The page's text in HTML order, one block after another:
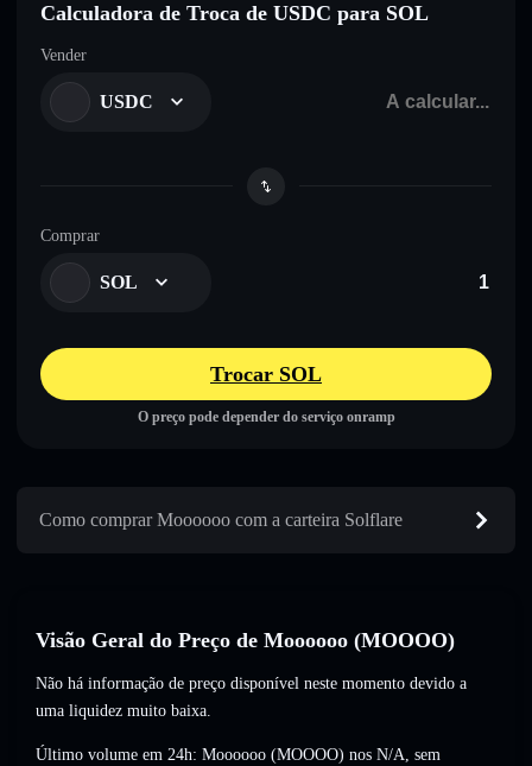
Calculadora de Troca de USDC para SOL
Vender
USDC
Comprar
SOL
Trocar SOL
O preço pode depender do serviço onramp
Como comprar Moooooo com a carteira Solflare
Visão Geral do Preço de Moooooo (MOOOO)
Não há informação de preço disponível neste momento devido a
uma liquidez muito baixa.
Último volume em 24h: Moooooo (MOOOO) nos N/A, sem